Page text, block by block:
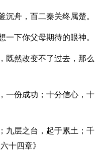
沉舟，百二秦关终属楚。
一下你父母期待的眼神。
既然改变不了过去，那么
一份成功；十分信心，十
九层之台，起于累土；千
十四章》